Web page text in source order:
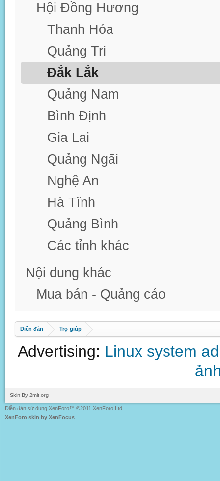
Hội Đồng Hương
Thanh Hóa
Quảng Trị
Đắk Lắk
Quảng Nam
Bình Định
Gia Lai
Quảng Ngãi
Nghệ An
Hà Tĩnh
Quảng Bình
Các tỉnh khác
Nội dung khác
Mua bán - Quảng cáo
Diễn đàn Trợ giúp
Advertising: Linux system
Skin By 2mit.org
Diễn đàn sử dụng XenForo™ ©2011 XenForo Ltd.
XenForo skin by XenFocus